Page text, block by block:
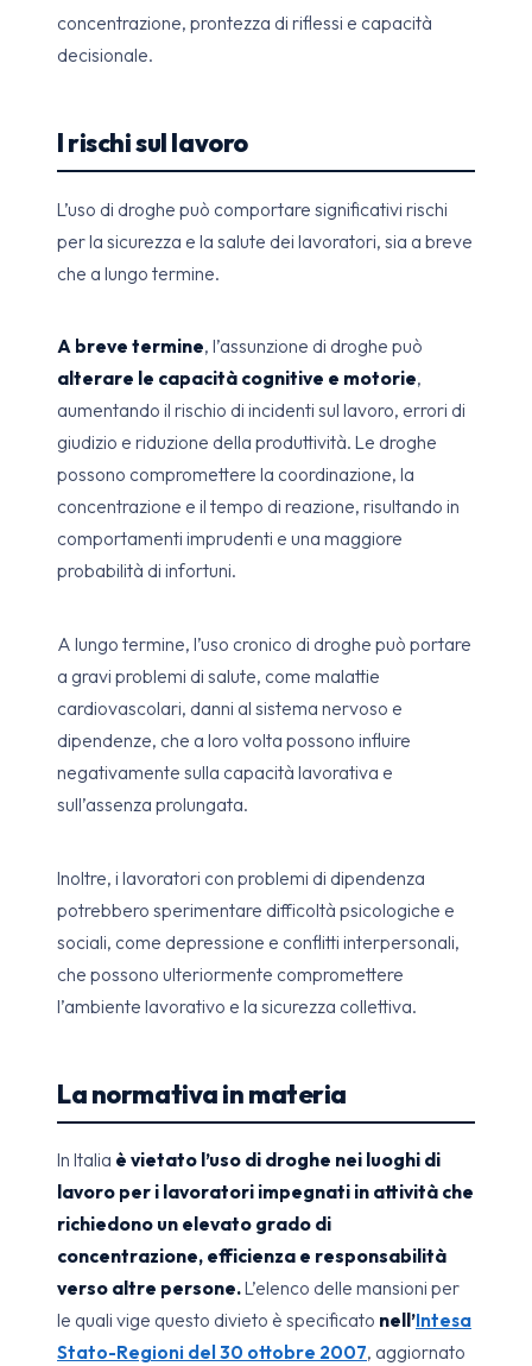
concentrazione, prontezza di riflessi e capacità
decisionale.
I rischi sul lavoro
L’uso di droghe può comportare significativi rischi
per la sicurezza e la salute dei lavoratori, sia a breve
che a lungo termine.
A breve termine, l’assunzione di droghe può
alterare le capacità cognitive e motorie,
aumentando il rischio di incidenti sul lavoro, errori di
giudizio e riduzione della produttività. Le droghe
possono compromettere la coordinazione, la
concentrazione e il tempo di reazione, risultando in
comportamenti imprudenti e una maggiore
probabilità di infortuni.
A lungo termine, l’uso cronico di droghe può portare
a gravi problemi di salute, come malattie
cardiovascolari, danni al sistema nervoso e
dipendenze, che a loro volta possono influire
negativamente sulla capacità lavorativa e
sull’assenza prolungata.
Inoltre, i lavoratori con problemi di dipendenza
potrebbero sperimentare difficoltà psicologiche e
sociali, come depressione e conflitti interpersonali,
che possono ulteriormente compromettere
l’ambiente lavorativo e la sicurezza collettiva.
La normativa in materia
In Italia è vietato l’uso di droghe nei luoghi di
lavoro per i lavoratori impegnati in attività che
richiedono un elevato grado di
concentrazione, efficienza e responsabilità
verso altre persone.L’elenco delle mansioni per
le quali vige questo divieto è specificato nell’Intesa
Stato-Regioni del 30 ottobre 2007, aggiornato